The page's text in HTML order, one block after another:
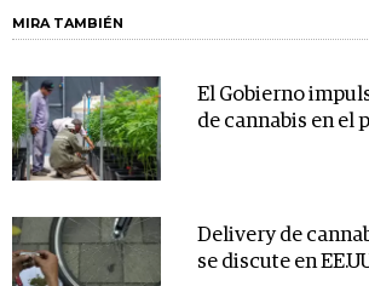
MIRA TAMBIÉN
El Gobierno
de cannabis en el
Delivery de
se discute en